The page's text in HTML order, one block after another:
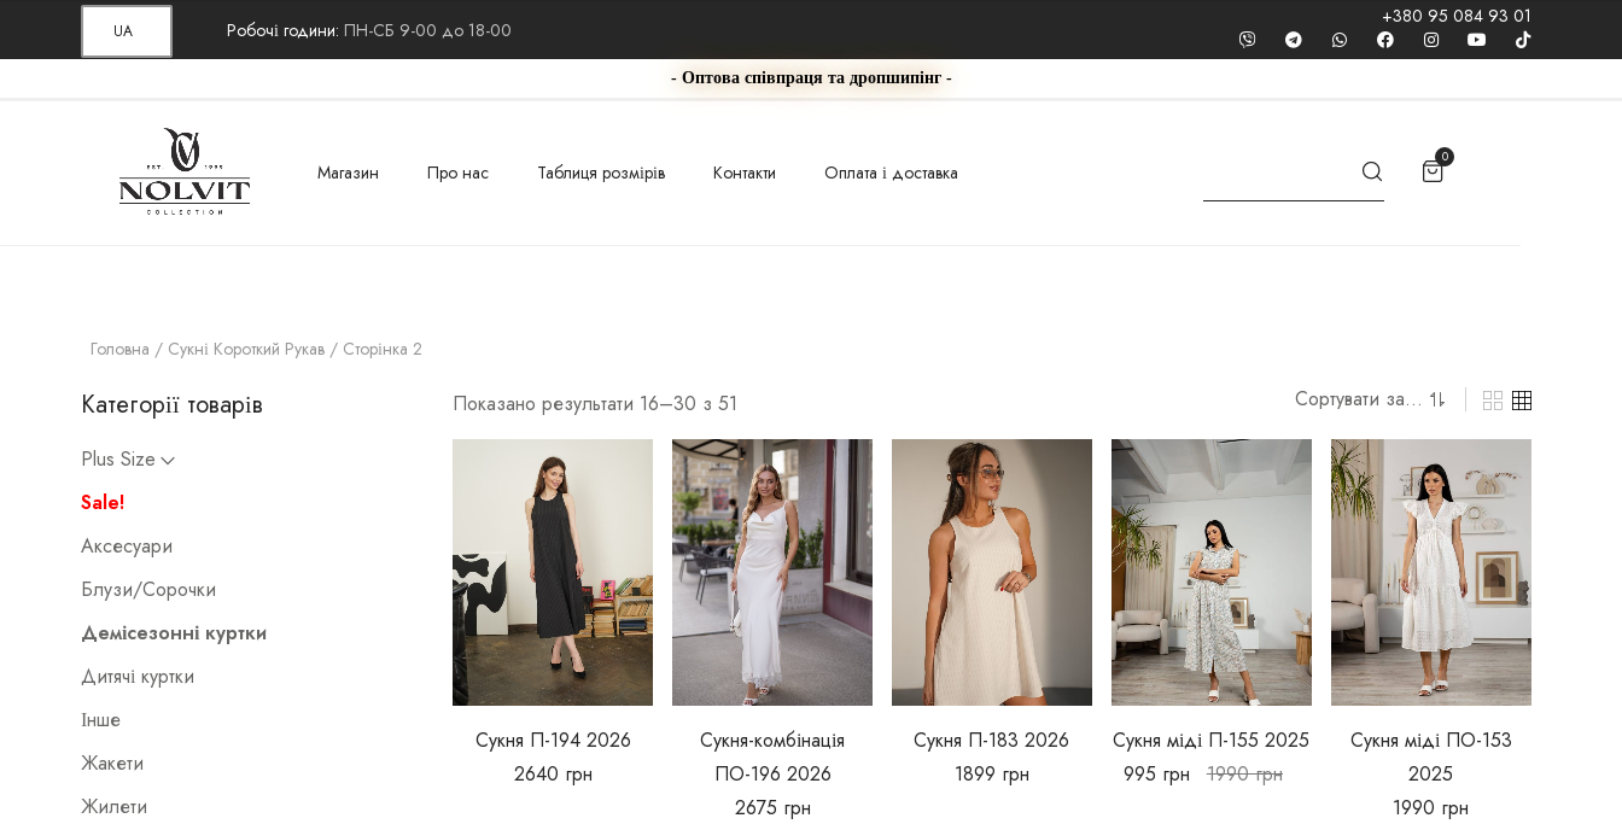
UA Робочі години:ПН-СБ 9-00 до 18-00
+380 95 084 93 01
- Оптова співпраця та дропшипінг -
Магазин Про нас Таблиця розмірів Контакти Оплата і доставка
0
Головна / Сукні Короткий Рукав / Сторінка 2
Показано результати 16–30 з 51
Сукня П-194 2026
2640 грн
Сукня-комбінація
ПО-196 2026
2675 грн
Сукня П-183 2026
1899 грн
Сукня міді П-155 2025
995 грн 1990грн
Сукня міді ПО-153
2025
1990 грн
Категорії товарів
Plus Size
Sale!
Аксесуари
Блузи/Сорочки
Демісезонні куртки
Дитячі куртки
Інше
Жакети
Жилети